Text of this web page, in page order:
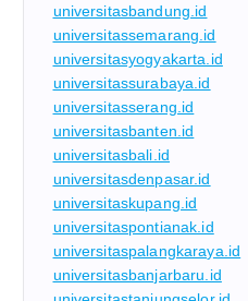
universitasbandung.id
universitassemarang.id
universitasyogyakarta.id
universitassurabaya.id
universitasserang.id
universitasbanten.id
universitasbali.id
universitasdenpasar.id
universitaskupang.id
universitaspontianak.id
universitaspalangkaraya.id
universitasbanjarbaru.id